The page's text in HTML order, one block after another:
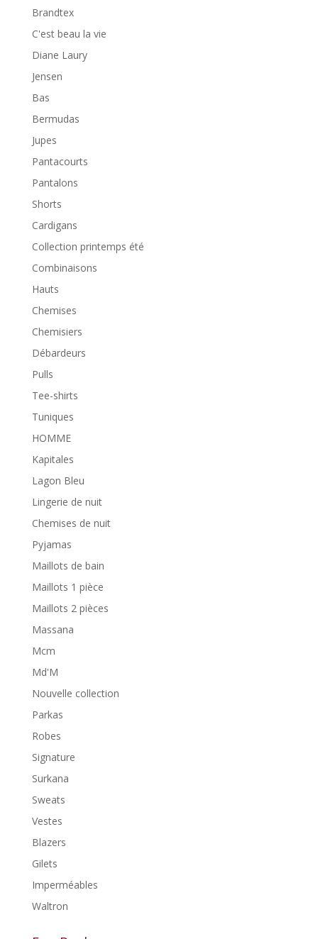
Brandtex
C'est beau la vie
Diane Laury
Jensen
Bas
Bermudas
Jupes
Pantacourts
Pantalons
Shorts
Cardigans
Collection printemps été
Combinaisons
Hauts
Chemises
Chemisiers
Débardeurs
Pulls
Tee-shirts
Tuniques
HOMME
Kapitales
Lagon Bleu
Lingerie de nuit
Chemises de nuit
Pyjamas
Maillots de bain
Maillots 1 pièce
Maillots 2 pièces
Massana
Mcm
Md'M
Nouvelle collection
Parkas
Robes
Signature
Surkana
Sweats
Vestes
Blazers
Gilets
Imperméables
Waltron